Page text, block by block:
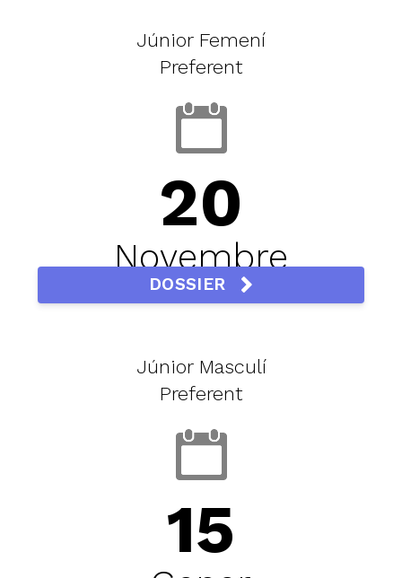
Júnior Femení
Preferent
20
Novembre
DOSSIER
Júnior Masculí
Preferent
15